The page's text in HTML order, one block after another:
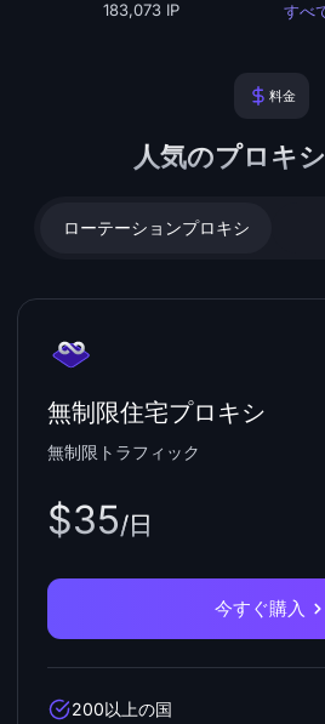
183,073 IP すべ
料金
人気のプロキ
ローテーションプロキシ
無制限住宅プロキシ
無制限トラフィック
$35/日
今すぐ購入
200以上の国